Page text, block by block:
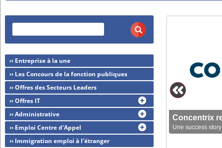
Concentrix
Une success
›› Entreprise à la une
›› Les Concours de la fonction publiques
›› Offres des Secteurs Leaders
›› Offres IT
›› Administrative
›› Emploi Centre d'Appel
›› Immigration emploi à l'étranger